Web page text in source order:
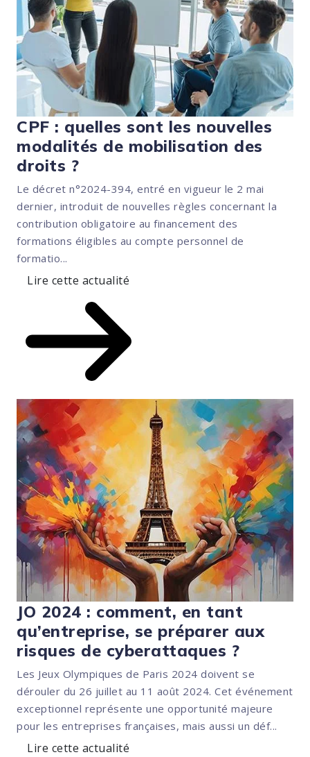
CPF : quelles sont les nouvelles
modalités de mobilisation des
droits ?
Le décret n°2024-394, entré en vigueur le 2 mai
dernier, introduit de nouvelles règles concernant la
contribution obligatoire au financement des
formations éligibles au compte personnel de
formatio...
Lire cette actualité
JO 2024 : comment, en tant
qu’entreprise, se préparer aux
risques de cyberattaques ?
Les Jeux Olympiques de Paris 2024 doivent se
dérouler du 26 juillet au 11 août 2024. Cet événement
exceptionnel représente une opportunité majeure
pour les entreprises françaises, mais aussi un déf...
Lire cette actualité